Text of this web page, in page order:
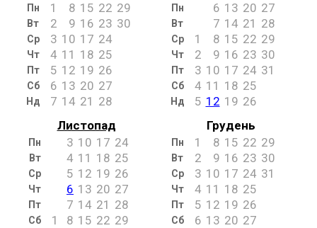
Пн 1 8 15 22 29
Вт 2 9 16 23 30
Ср 3 10 17 24
Чт 4 11 18 25
Пт 5 12 19 26
Сб 6 13 20 27
Нд 7 14 21 28
Пн 6 13 20 27
Вт 7 14 21 28
Ср 1 8 15 22 29
Чт 2 9 16 23 30
Пт 3 10 17 24 31
Сб 4 11 18 25
Нд 5 12 19 26
Листопад
Пн 3 10 17 24
Вт 4 11 18 25
Ср 5 12 19 26
Чт 6 13 20 27
Пт 7 14 21 28
Сб 1 8 15 22 29
Грудень
Пн 1 8 15 22 29
Вт 2 9 16 23 30
Ср 3 10 17 24 31
Чт 4 11 18 25
Пт 5 12 19 26
Сб 6 13 20 27